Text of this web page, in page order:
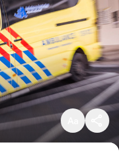
Klein
Standaard
Groot